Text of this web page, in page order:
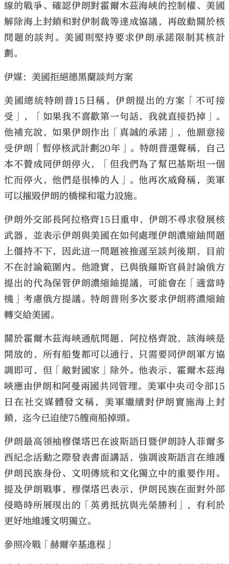
線的戰爭、確認伊朗對霍爾木茲海峽的控制權、美國
解除海上封鎖和對伊制裁等達成協議，再啟動關於核
問題的談判。美國則堅持要求伊朗承諾限制其核計
劃。
伊媒：美國拒絕德黑蘭談判方案
美國總統特朗普15日稱，伊朗提出的方案「不可接
受」，「如果我不喜歡第一句話，我就直接扔掉」。
他補充說，如果伊朗作出「真誠的承諾」，他願意接
受伊朗「暫停核武計劃20年」。特朗普還聲稱，自己
本不贊成同伊朗停火，「但我們為了幫巴基斯坦一個
忙而停火，他們是很棒的人」。他再次威脅稱，美軍
可以摧毀伊朗的橋樑和電力設施。
伊朗外交部長阿拉格齊15日重申，伊朗不尋求發展核
武器，並表示伊朗與美國在如何處理伊朗濃縮鈾問題
上僵持不下，因此這一問題被推遲至談判後期，目前
不在討論範圍內。他證實，已與俄羅斯官員討論俄方
提出的代為保管伊朗濃縮鈾提議，可能會在「適當時
機」考慮俄方提議。特朗普則多次要求伊朗將濃縮鈾
轉交給美國。
關於霍爾木茲海峽通航問題，阿拉格齊說，該海峽是
開放的，所有船隻都可以通行，只需要同伊朗軍方協
調即可，但「敵對國家」除外。他表示，霍爾木茲海
峽應由伊朗和阿曼兩國共同管理。美軍中央司令部15
日在社交媒體發文稱，美軍繼續對伊朗實施海上封
鎖，迄今已迫使75艘商船掉頭。
伊朗最高領袖穆傑塔巴在波斯語日暨伊朗詩人菲爾多
西紀念活動之際發表書面講話，強調波斯語言在維護
伊朗民族身份、文明傳統和文化獨立中的重要作用。
提及伊朗戰事，穆傑塔巴表示，伊朗民族在面對外部
侵略時所展現出的「英勇抵抗與光榮勝利」，有利於
更好地維護文明獨立。
參照冷戰「赫爾辛基進程」